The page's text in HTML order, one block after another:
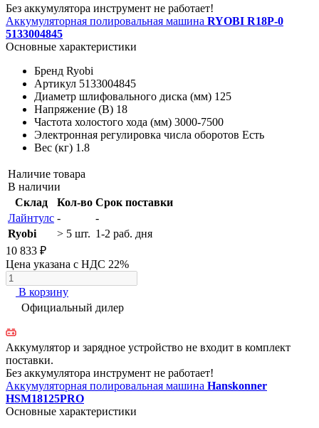
Без аккумулятора инструмент не работает!
Аккумуляторная полировальная машина RYOBI R18P-0
5133004845
Основные характеристики
Бренд Ryobi
Артикул 5133004845
Диаметр шлифовального диска (мм) 125
Напряжение (В) 18
Частота холостого хода (мм) 3000-7500
Электронная регулировка числа оборотов Есть
Вес (кг) 1.8
Наличие товара
В наличии
Склад
Кол-во Срок поставки
Лайнтулс -
-
Ryobi
> 5 шт. 1-2 раб. дня
10 833 ₽
Цена указана с НДС 22%
В корзину
Официальный дилер
Аккумулятор и зарядное устройство не входит в комплект
поставки.
Без аккумулятора инструмент не работает!
Аккумуляторная полировальная машина Hanskonner
HSM18125PRO
Основные характеристики